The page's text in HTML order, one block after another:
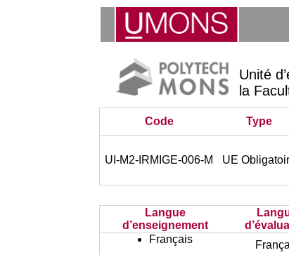
Unité
la
Code Type
UI-M2-IRMIGE-006-M UE
Langue
d’enseignement
Français